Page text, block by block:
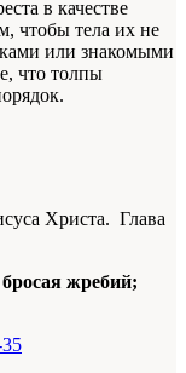
в качестве
чтобы тела их не
или знакомыми
что толпы
Христа. Глава
жребий;